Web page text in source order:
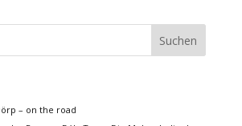
– on the road